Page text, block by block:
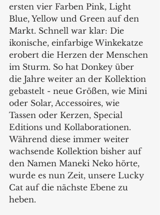
ersten vier Farben Pink, Light
Blue, Yellow und Green auf den
Markt. Schnell war klar: Die
ikonische, einfarbige Winkekatze
erobert die Herzen der Menschen
im Sturm. So hat Donkey über
die Jahre weiter an der Kollektion
gebastelt - neue Größen, wie Mini
oder Solar, Accessoires, wie
Tassen oder Kerzen, Special
Editions und Kollaborationen.
Während diese immer weiter
wachsende Kollektion bisher auf
den Namen Maneki Neko hörte,
wurde es nun Zeit, unsere Lucky
Cat auf die nächste Ebene zu
heben.